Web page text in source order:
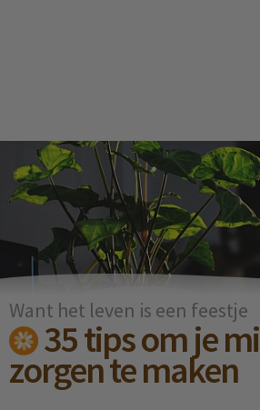
Want het leven is een feestje
35 tips om je
zorgen te maken